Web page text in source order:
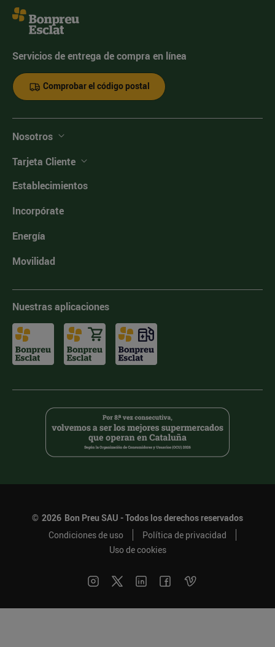
Servicios de entrega de compra en línea
Comprobar el código postal
Nosotros
Tarjeta Cliente
Establecimientos
Incorpórate
Energía
Movilidad
Nuestras aplicaciones
© 2026 Bon Preu SAU - Todos los derechos reservados
Condiciones de uso
Política de privacidad
Uso de cookies